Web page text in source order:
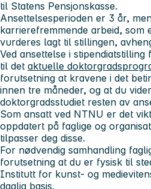
til Statens Pensjonskasse.
Ansettelsesperioden er 3 år,
karrierefremmende arbeid, som
vurderes lagt til stillingen,
Ved ansettelse i
til det aktuelle
forutsetning at kravene i det
innen tre måneder, og at du
doktorgradsstudiet resten av
Som ansatt ved NTNU er det
oppdatert på faglige og
tilpasser deg disse.
For nødvendig samhandling
forutsetning at du er fysisk til
Institutt for kunst- og
daglig basis.